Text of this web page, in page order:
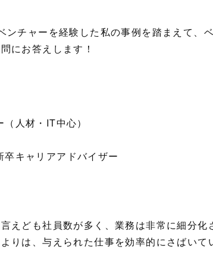
ンチャーを経験した私の事例を踏まえて、
にお答えします！
人材・IT中心）
キャリアアドバイザー
えども社員数が多く、業務は非常に細分化
りは、与えられた仕事を効率的にさばいて